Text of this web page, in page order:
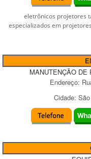
eletrônicos projetores
especializados em
MANUTENÇÃO
Endereço:
Cidade: